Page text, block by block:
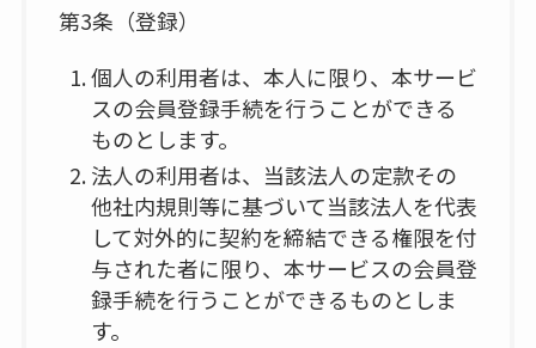
第3条（登録）
個人の利用者は、本人に限り、本サービ
スの会員登録手続を行うことができる
ものとします。
法人の利用者は、当該法人の定款その
他社内規則等に基づいて当該法人を代表
して対外的に契約を締結できる権限を付
与された者に限り、本サービスの会員登
録手続を行うことができるものとしま
す。